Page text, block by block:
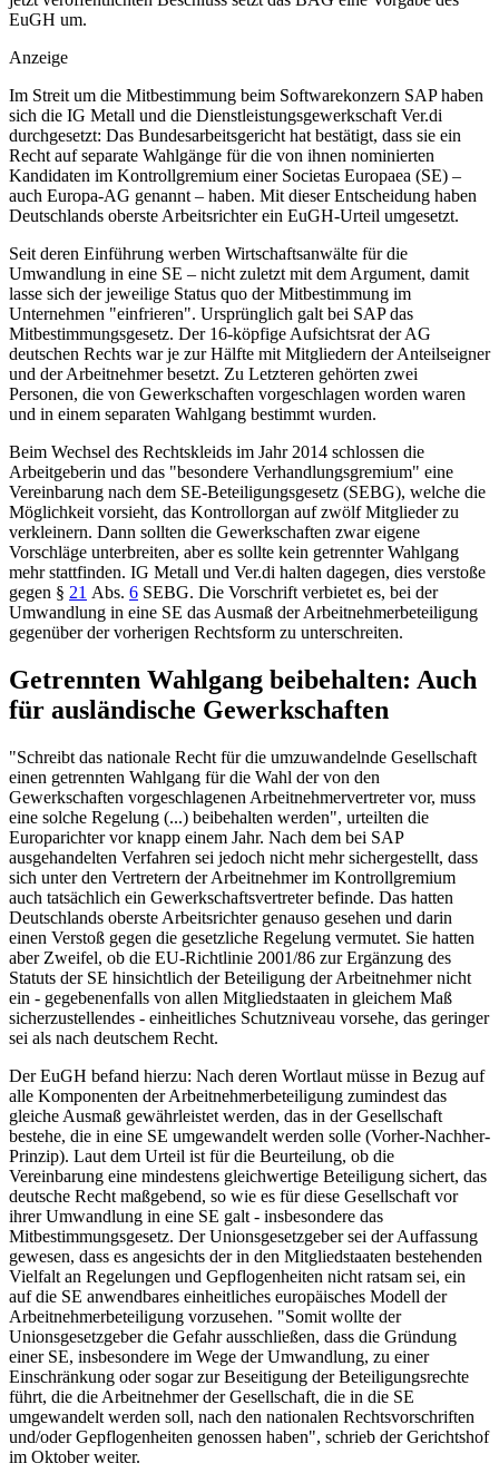
EuGH um.
Anzeige
Im Streit um die Mitbestimmung beim Softwarekonzern SAP haben
sich die IG Metall und die Dienstleistungsgewerkschaft Ver.di
durchgesetzt: Das Bundesarbeitsgericht hat bestätigt, dass sie ein
Recht auf separate Wahlgänge für die von ihnen nominierten
Kandidaten im Kontrollgremium einer Societas Europaea (SE) –
auch Europa-AG genannt – haben. Mit dieser Entscheidung haben
Deutschlands oberste Arbeitsrichter ein EuGH-Urteil umgesetzt.
Seit deren Einführung werben Wirtschaftsanwälte für die
Umwandlung in eine SE – nicht zuletzt mit dem Argument, damit
lasse sich der jeweilige Status quo der Mitbestimmung im
Unternehmen "einfrieren". Ursprünglich galt bei SAP das
Mitbestimmungsgesetz. Der 16-köpfige Aufsichtsrat der AG
deutschen Rechts war je zur Hälfte mit Mitgliedern der Anteilseigner
und der Arbeitnehmer besetzt. Zu Letzteren gehörten zwei
Personen, die von Gewerkschaften vorgeschlagen worden waren
und in einem separaten Wahlgang bestimmt wurden.
Beim Wechsel des Rechtskleids im Jahr 2014 schlossen die
Arbeitgeberin und das "besondere Verhandlungsgremium" eine
Vereinbarung nach dem SE-Beteiligungsgesetz (SEBG), welche die
Möglichkeit vorsieht, das Kontrollorgan auf zwölf Mitglieder zu
verkleinern. Dann sollten die Gewerkschaften zwar eigene
Vorschläge ­unterbreiten, aber es sollte kein getrennter Wahlgang
mehr stattfinden. IG Metall und Ver.di halten dagegen, dies verstoße
gegen § 21 Abs. 6 SEBG. Die Vorschrift verbietet es, bei der
Umwandlung in eine SE das Ausmaß der Arbeitnehmerbeteiligung
gegenüber der vorherigen Rechtsform zu unterschreiten.
Getrennten Wahlgang beibehalten: Auch
für ausländische Gewerkschaften
"Schreibt das nationale Recht für die umzuwandelnde Gesellschaft
einen getrennten Wahlgang für die Wahl der von den
Gewerkschaften vorgeschlagenen Arbeitnehmervertreter vor, muss
eine solche Regelung (...) beibehalten werden", urteilten die
Europarichter vor knapp einem Jahr. Nach dem bei SAP
ausgehandelten Verfahren sei jedoch nicht mehr sichergestellt, dass
sich unter den Vertretern der Arbeitnehmer im Kontrollgremium
auch tatsächlich ein Gewerkschaftsvertreter befinde. Das hatten
Deutschlands oberste Arbeitsrichter genauso gesehen und darin
einen Verstoß gegen die gesetzliche Regelung vermutet. Sie hatten
aber Zweifel, ob die EU-Richtlinie 2001/86 zur Ergänzung des
Statuts der SE hinsichtlich der Beteiligung der Arbeitnehmer nicht
ein - gegebenenfalls von allen Mitgliedstaaten in gleichem Maß
sicherzustellendes - einheitliches Schutzniveau vorsehe, das geringer
sei als nach deutschem Recht.
Der EuGH befand hierzu: Nach deren Wortlaut müsse in Bezug auf
alle Komponenten der Arbeitnehmerbeteiligung zumindest das
gleiche Ausmaß gewährleistet werden, das in der Gesellschaft
bestehe, die in eine SE umgewandelt werden solle (Vorher-Nachher-
Prinzip). Laut dem Urteil ist für die Beurteilung, ob die
Vereinbarung eine mindestens gleichwertige Beteiligung sichert, das
deutsche Recht maßgebend, so wie es für diese Gesellschaft vor
ihrer Umwandlung in eine SE galt - insbesondere das
Mitbestimmungsgesetz. Der Unionsgesetzgeber sei der Auffassung
gewesen, dass es angesichts der in den Mitgliedstaaten bestehenden
Vielfalt an Regelungen und Gepflogenheiten nicht ratsam sei, ein
auf die SE anwendbares einheitliches europäisches Modell der
Arbeitnehmerbeteiligung vorzusehen. "Somit wollte der
Unionsgesetzgeber die Gefahr ausschließen, dass die Gründung
einer SE, insbesondere im Wege der Umwandlung, zu einer
Einschränkung oder sogar zur Beseitigung der Beteiligungsrechte
führt, die die Arbeitnehmer der Gesellschaft, die in die SE
umgewandelt werden soll, nach den nationalen Rechtsvorschriften
und/oder Gepflogenheiten genossen haben", schrieb der Gerichtshof
im Oktober weiter.